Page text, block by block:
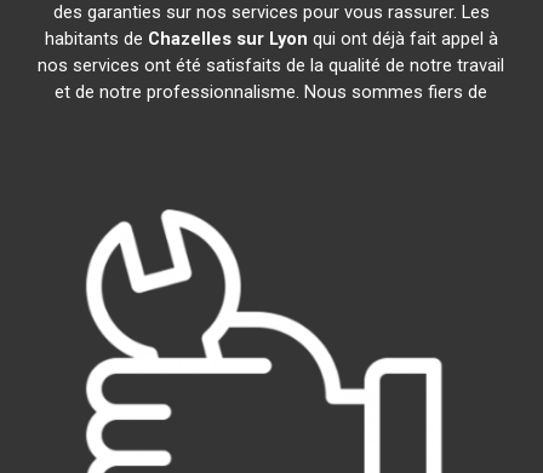
des garanties sur nos services pour vous rassurer. Les
habitants de Chazelles sur Lyon qui ont déjà fait appel à
nos services ont été satisfaits de la qualité de notre travail
et de notre professionnalisme. Nous sommes fiers de